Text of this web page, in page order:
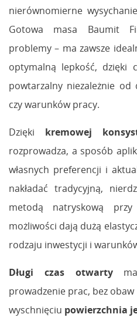
nierównomierne
Gotowa masa Baumit
problemy – ma zawsze
optymalną lepkość, dzięki
powtarzalny niezależnie od
czy warunków pracy.
Dzięki kremowej
rozprowadza, a sposób
własnych preferencji i
nakładać tradycyjną,
metodą natryskową
możliwości dają dużą
rodzaju inwestycji i
Długi czas otwarty
prowadzenie prac, bez
wyschnięciu powierzchnia